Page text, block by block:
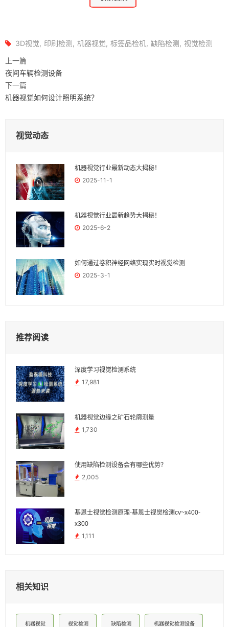
3D视觉 印刷检测 机器视觉 标签品检机 缺陷检测
视觉检测
上一篇
夜间车辆检测设备
下一篇
机器视觉如何设计照明系统？
视觉动态
机器视觉行业最新动态大揭秘！
2025-11-1
机器视觉行业最新趋势大揭秘！
2025-6-2
如何通过卷积神经网络实现实时视觉检测
2025-3-1
推荐阅读
深度学习视觉检测系统
17,981
机器视觉边缘之矿石轮廓测量
1,730
使用缺陷检测设备会有哪些优势？
2,005
基恩士视觉检测原理-基恩士视觉检测cv~x400-
x300
1,111
相关知识
机器视觉 视觉检测 缺陷检测 机器视觉检测设备